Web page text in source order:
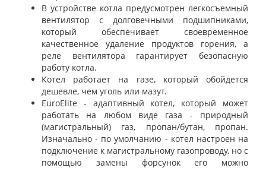
В устройстве котла предусмотрен легкосъемный
вентилятор с долговечными подшипниками,
который обеспечивает своевременное
качественное удаление продуктов горения, а
реле вентилятора гарантирует безопасную
работу котла.
Котел работает на газе, который обойдется
дешевле, чем уголь или мазут.
EuroElite - адаптивный котел, который может
работать на любом виде газа - природный
(магистральный) газ, пропан/бутан, пропан.
Изначально - по умолчанию - котел настроен на
подключение к магистральному газопроводу, но с
помощью замены форсунок его можно